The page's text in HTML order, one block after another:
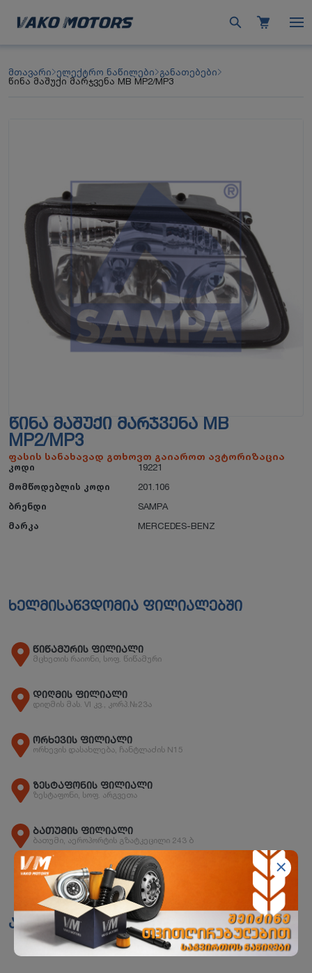
მთავარი ელექტრო ნაწილები განათებები
წინა მაშუქი მარჯვენა MB MP2/MP3
ᲬᲘᲜᲐ ᲛᲐᲨᲣᲥᲘ ᲛᲐᲠᲯᲕᲔᲜᲐ MB
MP2/MP3
ფასის სანახავად გთხოვთ გაიაროთ ავტორიზაცია
კოდი
19221
მომწოდებლის კოდი
201.106
ბრენდი
SAMPA
მარკა
MERCEDES-BENZ
ხელმისაწვდომია ფილიალებში
წიწამურის ფილიალი
მცხეთის რაიონი, სოფ. წიწამური
დიღმის ფილიალი
დიღმის მას. VI კვ., კორპ.№23ა
ორხევის ფილიალი
ორხევის დასახლება, ჩანტლაძის N15
ზესტაფონის ფილიალი
ზესტაფონი, სოფ. არგვეთა
ბათუმის ფილიალი
ბათუმი, აეროპორტის გზატკეცილი 243 ბ
ანალოგები